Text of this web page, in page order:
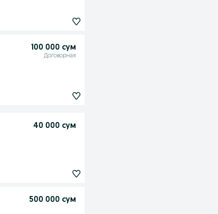
100 000 сум
Договорная
40 000 сум
500 000 сум